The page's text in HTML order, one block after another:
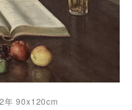
年 90x120cm